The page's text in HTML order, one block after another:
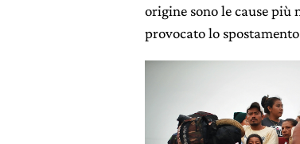
origine sono le cause più
provocato lo